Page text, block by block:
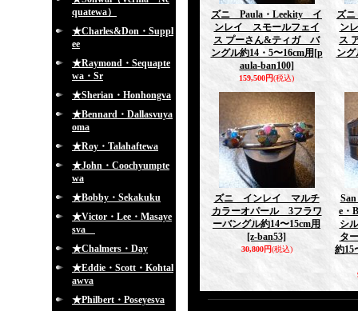
quatewa）
★Charles&Don・Suppl
ee
★Raymond・Sequapte
wa・Sr
★Sherian・Honhongva
★Bennard・Dallasvuya
oma
★Roy・Talahaftewa
★John・Coochyumpte
wa
★Bobby・Sekakuku
★Victor・Lee・Masaye
sva
★Chalmers・Day
★Eddie・Scott・Kohtal
awva
★Philbert・Poseyesva
ズニ Paula・Leekity イ
ンレイ スモールフェイ
ス プーさん&ティガ バ
ングル約14・5〜16cm用 [p
aula-ban100]
159,500円(税込)
ズ
ン
ス
ング
ズニ インレイ マルチ
カラーオパール 3フラワ
ーバングル約14〜15cm用
[z-ban53]
30,800円(税込)
e・
シ
タ
約15